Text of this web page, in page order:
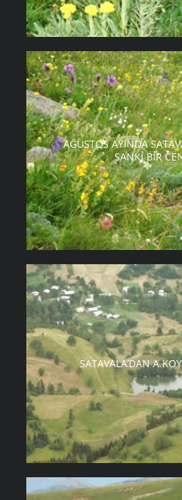
AĞUSTOS AYINDA
SANKI BIR
SATAVALA’DAN